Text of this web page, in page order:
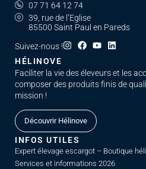
07 71 64 12 74
39, rue de l’Eglise
85500 Saint Paul en Pareds
Suivez-nous !
HÉLINOVE
Faciliter la vie des éleveurs et les
composer des produits finis de
mission !
Découvrir Hélinove
INFOS UTILES
Expert élevage escargot – Boutique
Services et informations 2026